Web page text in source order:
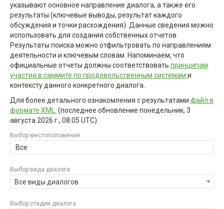
указывают основное направление диалога, а также его
результаты (ключевые выводы, результат каждого
обсуждения и точки расхождения). Данные сведения можно
использовать для создания собственных отчетов.
Результаты поиска можно отфильтровать по направлениям
деятельности и ключевым словам. Напоминаем, что
официальные отчеты должны соответствовать принципам
участия в саммите по продовольственным системам и
контексту данного конкретного диалога..
Для более детального ознакомления с результатами файл в
формате XML.
(последнее обновление понедельник, 3
августа 2026 г., 08:05 UTC).
Выбор местоположения
Все
Выбор вида диалога
Все виды диалогов
Выбор стадии диалога